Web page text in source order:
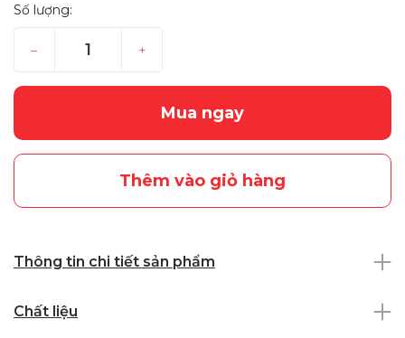
Số lượng:
– +
Mua ngay
Thêm vào giỏ hàng
Thông tin chi tiết sản phẩm
Chất liệu